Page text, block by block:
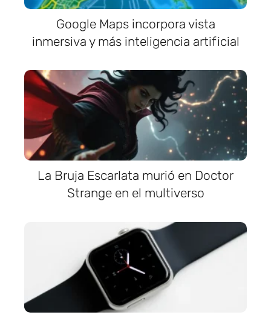
Google Maps incorpora vista
inmersiva y más inteligencia artificial
La Bruja Escarlata murió en Doctor
Strange en el multiverso